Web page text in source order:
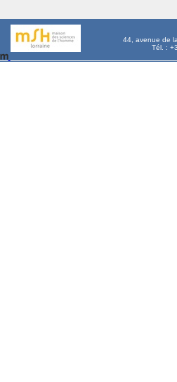
44, avenue de
Tél. :